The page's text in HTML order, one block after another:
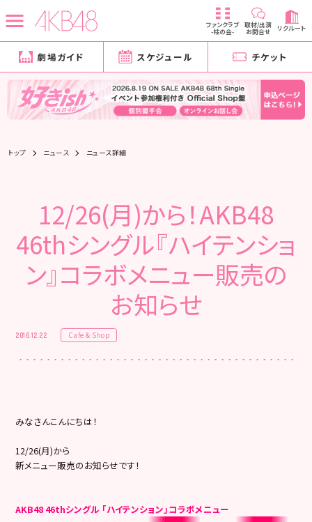
ファンクラブ
-柱の会-
取材/出演
お問合せ リクルート
劇場ガイド スケジュール チケット
トップ ニュース ニュース詳細
12/26(月)から！AKB48
46thシングル『ハイテンショ
ン』コラボメニュー販売の
お知らせ
2016.12.22 Cafe & Shop
みなさんこんにちは！
12/26(月)から
新メニュー販売のお知らせです！
AKB48 46thシングル 「ハイテンション」コラボメニュー